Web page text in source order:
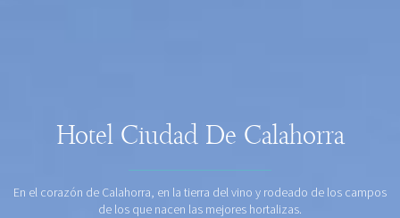
Hotel Ciudad De Calahorra
En el corazón de Calahorra, en la tierra del vino y rodeado de los campos
de los que nacen las mejores hortalizas.